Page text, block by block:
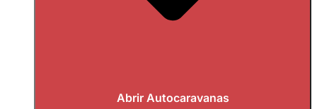
Abrir Autocaravanas